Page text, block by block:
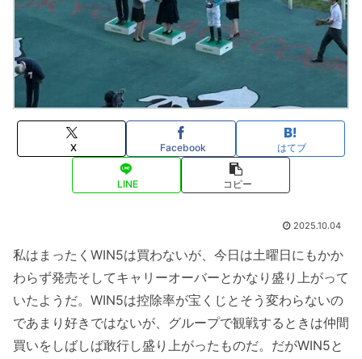
X Facebook はてブ
LINE コピー
2025.10.04
私はまったくWIN5は買わないが、今日は土曜日にもかか
わらず発売そしてキャリーオーバーとかなり盛り上がって
いたようだ。WIN5は控除率が宝くじとそう変わらないの
であまり好きではないが、グループで観戦するときは仲間
買いをしばしば敢行し盛り上がったものだ。だがWIN5と